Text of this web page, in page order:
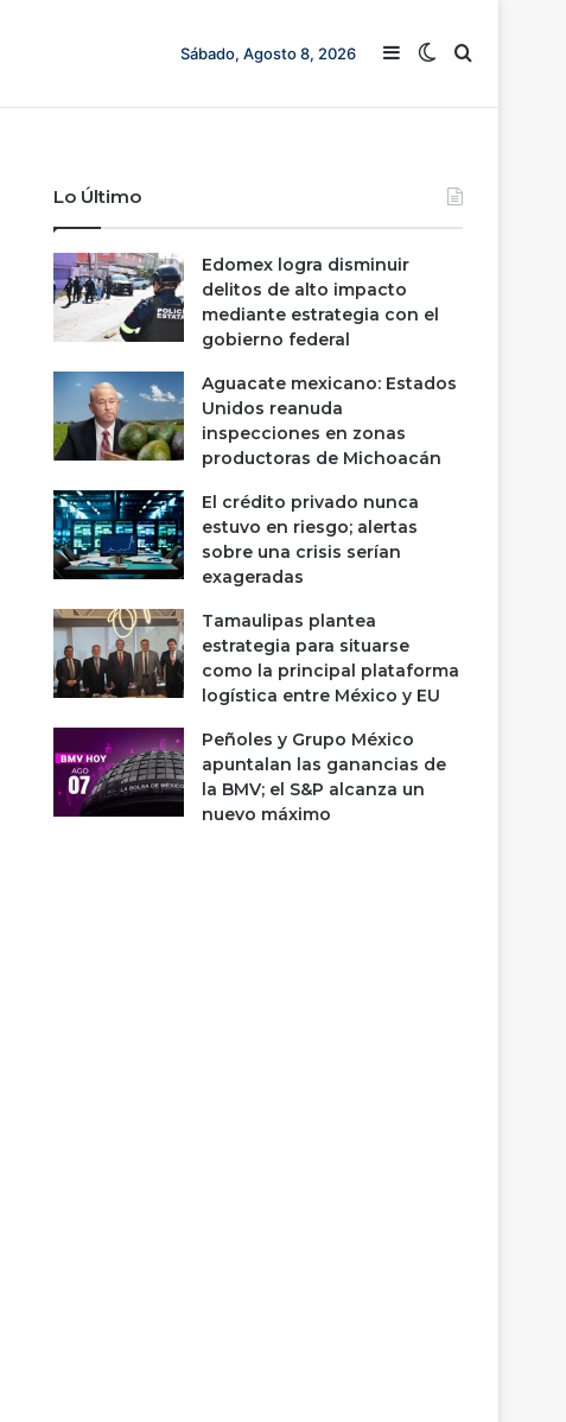
Sábado, Agosto 8, 2026 Barra lateral
Switch skin
Buscar
Lo Último
Edomex logra disminuir
delitos de alto impacto
mediante estrategia con el
gobierno federal
Aguacate mexicano: Estados
Unidos reanuda
inspecciones en zonas
productoras de Michoacán
El crédito privado nunca
estuvo en riesgo; alertas
sobre una crisis serían
exageradas
Tamaulipas plantea
estrategia para situarse
como la principal plataforma
logística entre México y EU
Peñoles y Grupo México
apuntalan las ganancias de
la BMV; el S&P alcanza un
nuevo máximo